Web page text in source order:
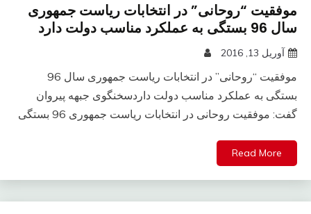
موفقیت “روحانی” در انتخابات ریاست جمهوری
سال 96 بستگی به عملکرد مناسب دولت دارد
آوریل 13, 2016
موفقیت “روحانی” در انتخابات ریاست جمهوری سال 96
بستگی به عملکرد مناسب دولت داردسخنگوی جبهه پیروان
گفت: موفقیت روحانی در انتخابات ریاست جمهوری 96 بستگی
Read More